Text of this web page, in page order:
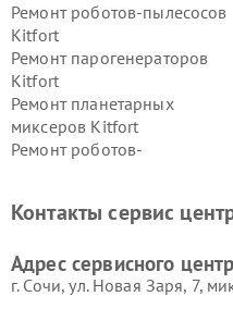
Ремонт роботов-пылесосов
Kitfort
Ремонт парогенераторов
Kitfort
Ремонт планетарных
миксеров Kitfort
Ремонт роботов-
Kitfort
Kitfort
Контакты сервис
Адрес сервисного
г. Сочи, ул. Новая Заря, 7,